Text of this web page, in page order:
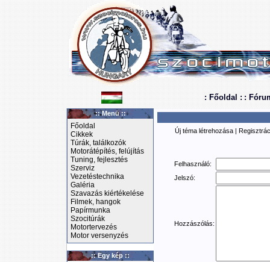
: Főoldal : :
:: Menü ::
Főoldal
Cikkek
Túrák, találkozók
Motorátépítés, felújítás
Tuning, fejlesztés
Szerviz
Vezetéstechnika
Galéria
Szavazás kiértékelése
Filmek, hangok
Papírmunka
Szocitúrák
Motortervezés
Motor versenyzés
:: Egy kép ::
Új téma létrehozása |
Felhasználó:
Jelszó:
Hozzászólás: